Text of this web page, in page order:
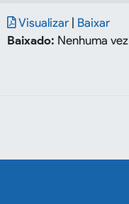
Visualizar
Baixar
Baixado: Nenhuma vez